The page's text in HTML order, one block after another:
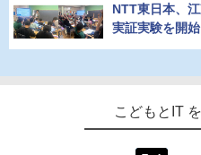
NTT東日本、
実証実験を開始
こどもとIT